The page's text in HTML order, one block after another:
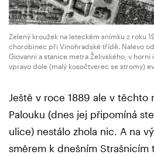
Zelený kroužek na leteckém snímku z roku
chorobinec při Vinohradské třídě. Nalevo
Giovanni a stanice metra Želivského, v horní
vpravo dole (malý kosočtverec se stromy)
Ještě v roce 1889 ale v těchto
Palouku (dnes jej připomíná
ulice) nestálo zhola nic. A na
směrem k dnešním Strašnicím